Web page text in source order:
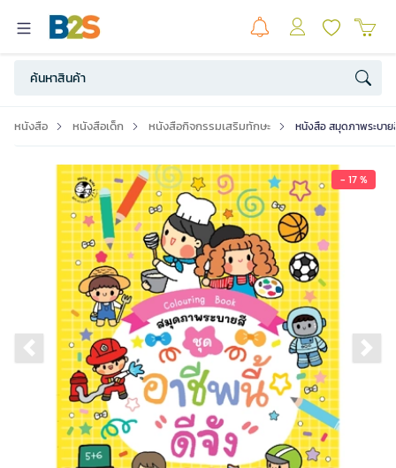
หนังสือ หนังสือเด็ก หนังสือกิจกรรมเสริมทักษะ หนังสือ สมุดภาพระบา
- 17 %
Previous slide